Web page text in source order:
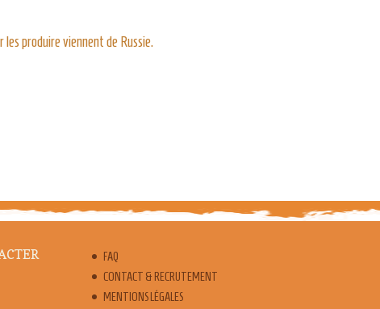
produire viennent de Russie.
FAQ
CONTACT & RECRUTEMENT
MENTIONS LÉGALES